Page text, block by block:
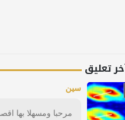
تعليق
سين
مرحبا ومسهلا بها